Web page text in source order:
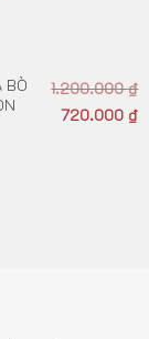
BÒ
1.200.000₫
720.000 ₫